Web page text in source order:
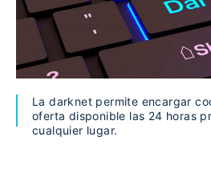
La darknet permite encargar
oferta disponible las 24 horas
cualquier lugar.